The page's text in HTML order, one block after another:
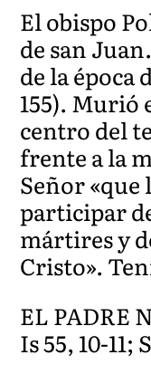
El obispo
de san
de la época
155). Murió
centro del
frente a la
Señor «que
participar
mártires y
Cristo».
EL PADRE
Is 55, 10-11;